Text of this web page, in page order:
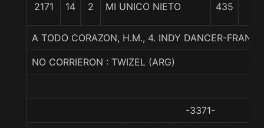
2171 14 2 MI UNICO NIETO 435
A TODO CORAZON, H.M., 4. INDY DANCER-
NO CORRIERON : TWIZEL (ARG)
-3371-